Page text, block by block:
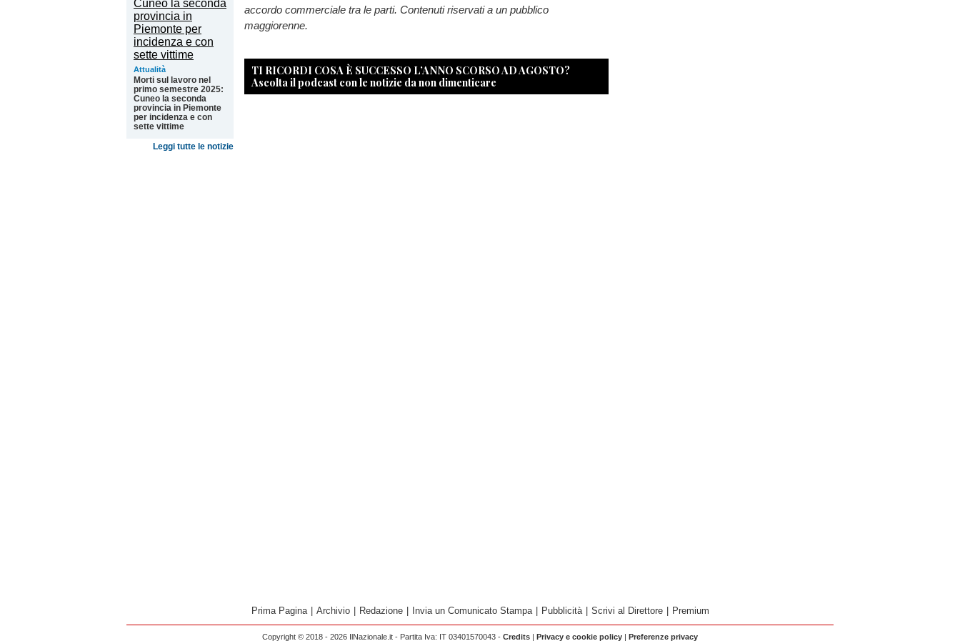
Attualità
Morti sul lavoro nel
primo semestre 2025:
Cuneo la seconda
provincia in Piemonte
per incidenza e con
sette vittime
Leggi tutte le notizie
accordo commerciale tra le parti. Contenuti riservati a un pubblico
maggiorenne.
TI RICORDI COSA È SUCCESSO L’ANNO SCORSO AD AGOSTO?
Ascolta il podcast con le notizie da non dimenticare
Prima Pagina Archivio Redazione Invia un Comunicato Stampa Pubblicità Scrivi al Direttore Premium
Copyright © 2018 - 2026 IlNazionale.it - Partita Iva: IT 03401570043 - Credits | Privacy e cookie policy | Preferenze privacy